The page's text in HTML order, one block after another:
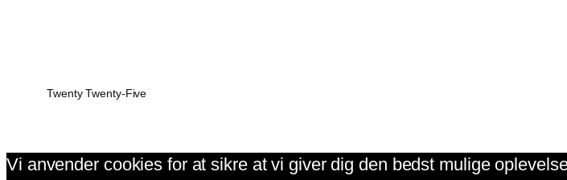
Twenty Twenty-Five
Vi anvender cookies for at sikre at vi giver dig den bedst mulige